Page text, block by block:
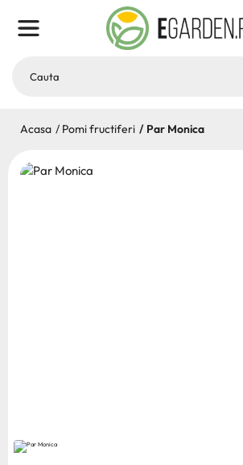
Acasa Pomi fructiferi Par Monica